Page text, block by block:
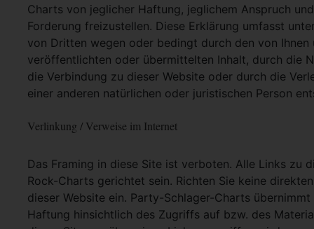
Charts von jeglicher Haftung, jeglichem Anspruch
Forderung freizustellen. Diese Erklärung umfasst
von Dritten wegen oder bedingt durch den von Ihnen
veröffentlichten oder übermittelten Inhalt, durch die
die Verbindung zu dieser Website oder durch die
einer anderen natürlichen oder juristischen Person
Verlinkung / Verweise im Internet
Das Framing in diese Site ist verboten. Alle Links zu
Rock-Charts gerichtet sein. Richten Sie keine
dieser Website ein. Party-Schlager-Charts
Haftung hinsichtlich des Zugriffs auf bzw. des